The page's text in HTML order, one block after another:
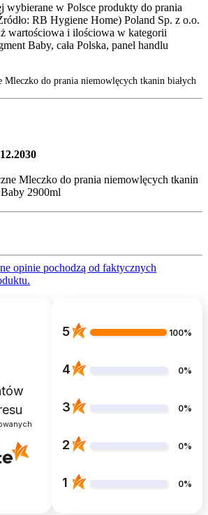
wybierane w Polsce produkty do prania
RB Hygiene Home) Poland Sp. z o.o.
wartościowa i ilościowa w kategorii
Baby, cała Polska, panel handlu
do prania niemowlęcych tkanin białych
Mleczko do prania niemowlęcych tkanin
2900ml
opinie pochodzą od faktycznych
5 100%
4 0%
3 0%
2 0%
1 0%